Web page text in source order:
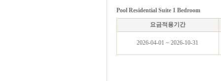
Pool Residential Suite 1 Bedroom
요금적용기간
2026-04-01 ~ 2026-10-31